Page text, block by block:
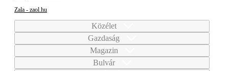
Zala - zaol.hu
Közélet
Gazdaság
Magazin
Bulvár